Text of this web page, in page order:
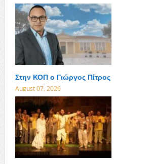
Στην ΚΟΠ ο Γιώργος Πίτρος
August 07, 2026